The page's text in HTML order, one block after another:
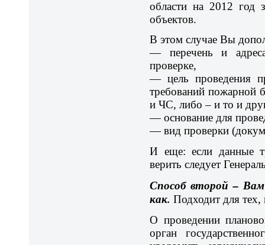
области на 2012 год
объектов.
В этом случае Вы
— перечень и
проверке,
— цель проведения
требований пожарной
и ЧС, либо – и то и
— основание для
— вид проверки
И еще: если данные
верить следует
Способ второй –
как. Подходит для
О проведении
орган